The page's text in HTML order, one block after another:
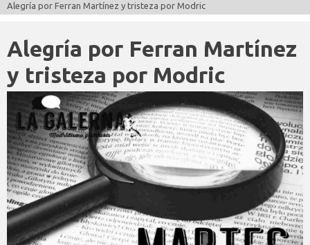
Alegría por Ferran Martínez y tristeza por Modric
Alegría por Ferran Martínez
y tristeza por Modric